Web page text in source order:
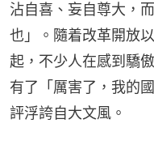
沾自喜、妄自尊大，
也」。隨着改革開放
起，不少人在感到驕
有了「厲害了，我的
評浮誇自大文風。